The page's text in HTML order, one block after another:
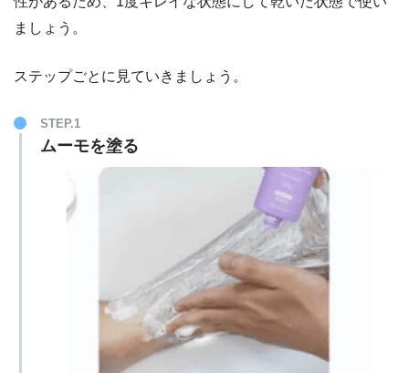
ましょう。
ステップごとに見ていきましょう。
STEP.1
ムーモを塗る